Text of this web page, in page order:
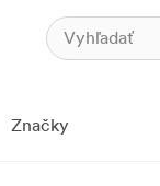
Značky